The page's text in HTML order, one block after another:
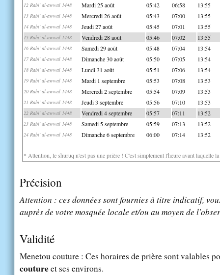
12 Rabi' al-awwal 1448 Mardi 25 août 05:42 06:58 13:55
13 Rabi' al-awwal 1448 Mercredi 26 août 05:43 07:00 13:55
14 Rabi' al-awwal 1448 Jeudi 27 août 05:45 07:01 13:55
15 Rabi' al-awwal 1448 Vendredi 28 août 05:46 07:02 13:55
16 Rabi' al-awwal 1448 Samedi 29 août 05:48 07:04 13:54
17 Rabi' al-awwal 1448 Dimanche 30 août 05:50 07:05 13:54
18 Rabi' al-awwal 1448 Lundi 31 août 05:51 07:06 13:54
19 Rabi' al-awwal 1448 Mardi 1 septembre 05:53 07:08 13:53
20 Rabi' al-awwal 1448 Mercredi 2 septembre 05:54 07:09 13:53
21 Rabi' al-awwal 1448 Jeudi 3 septembre 05:56 07:10 13:53
22 Rabi' al-awwal 1448 Vendredi 4 septembre 05:57 07:11 13:52
23 Rabi' al-awwal 1448 Samedi 5 septembre 05:59 07:13 13:52
24 Rabi' al-awwal 1448 Dimanche 6 septembre 06:00 07:14 13:52
* Attention, le shuruq n'est pas une prière ! C'est simplement l'heure avant laquelle
Précision
Attention : ces données sont fournies à titre indicatif,
auprès de votre mosquée locale et/ou au moyen de
Validité
Menetou couture : Ces horaires de prière sont valables
coutureet ses environs.